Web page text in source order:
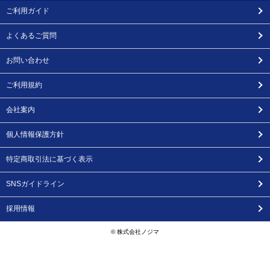
ご利用ガイド
よくあるご質問
お問い合わせ
ご利用規約
会社案内
個人情報保護方針
特定商取引法に基づく表示
SNSガイドライン
採用情報
© 株式会社ノジマ